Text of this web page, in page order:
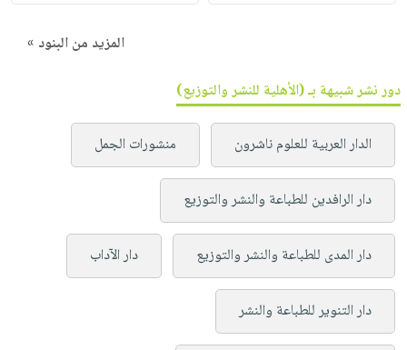
المزيد من البنود »
دور نشر شبيهة بـ (الأهلية للنشر والتوزيع)
الدار العربية للعلوم ناشرون منشورات الجمل
دار الرافدين للطباعة والنشر والتوزيع
دار المدى للطباعة والنشر والتوزيع دار الآداب
دار التنوير للطباعة والنشر